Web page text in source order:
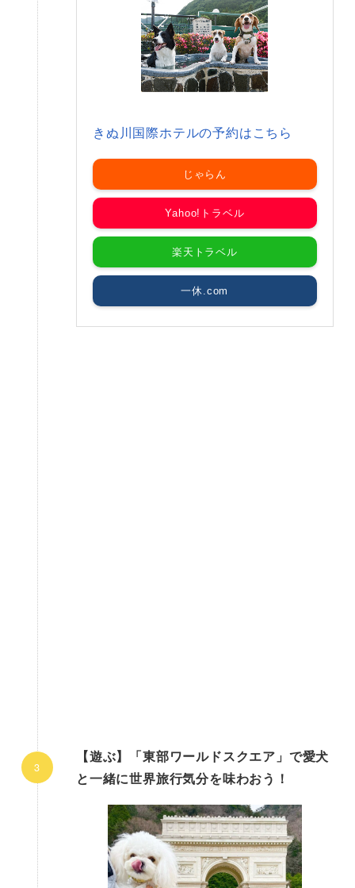
きぬ川国際ホテルの予約はこちら
じゃらん
Yahoo!トラベル
楽天トラベル
一休.com
【遊ぶ】「東部ワールドスクエア」で愛犬
と一緒に世界旅行気分を味わおう！